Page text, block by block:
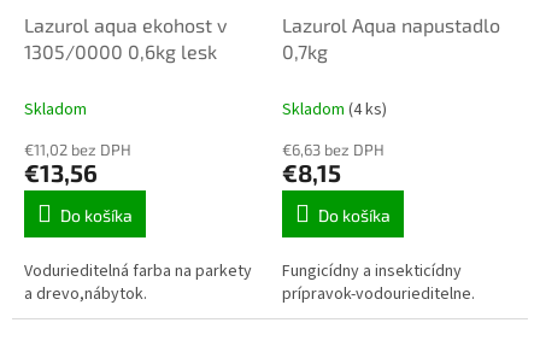
Lazurol aqua ekohost v
1305/0000 0,6kg lesk
Skladom
€11,02 bez DPH
€13,56
Do košíka
Vodurieditelná farba na parkety
a drevo,nábytok.
Lazurol Aqua napustadlo
0,7kg
Skladom (4 ks)
€6,63 bez DPH
€8,15
Do košíka
Fungicídny a insekticídny
prípravok-vodourieditelne.